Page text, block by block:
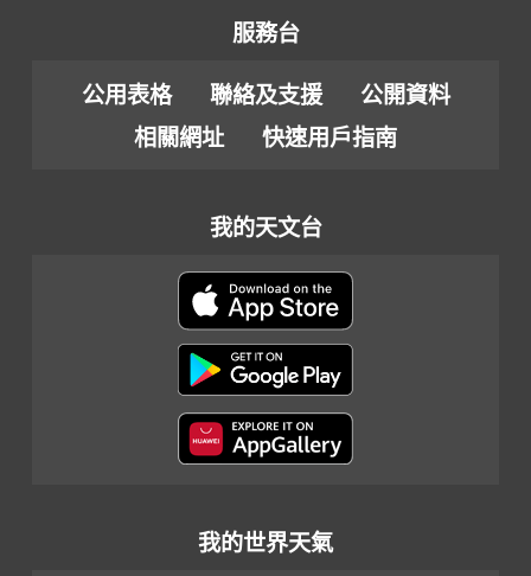
服務台
公用表格 聯絡及支援
公開資料
相關網址
快速用戶指南
我的天文台
我的世界天氣